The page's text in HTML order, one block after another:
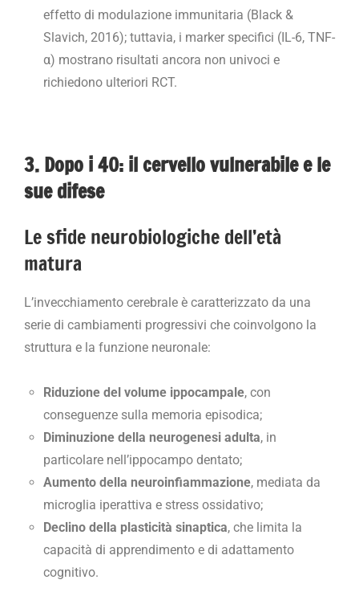
effetto di modulazione immunitaria (Black &
Slavich, 2016); tuttavia, i marker specifici (IL-6, TNF-
α) mostrano risultati ancora non univoci e
richiedono ulteriori RCT.
3. Dopo i 40: il cervello vulnerabile e le
sue difese
Le sfide neurobiologiche dell’età
matura
L’invecchiamento cerebrale è caratterizzato da una
serie di cambiamenti progressivi che coinvolgono la
struttura e la funzione neuronale:
Riduzione del volume ippocampale, con
conseguenze sulla memoria episodica;
Diminuzione della neurogenesi adulta, in
particolare nell’ippocampo dentato;
Aumento della neuroinfiammazione, mediata da
microglia iperattiva e stress ossidativo;
Declino della plasticità sinaptica, che limita la
capacità di apprendimento e di adattamento
cognitivo.